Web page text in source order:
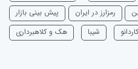
رمزارز در ایران
پیش بینی بازار
‌کاردانو شیبا هک و کلاهبرداری